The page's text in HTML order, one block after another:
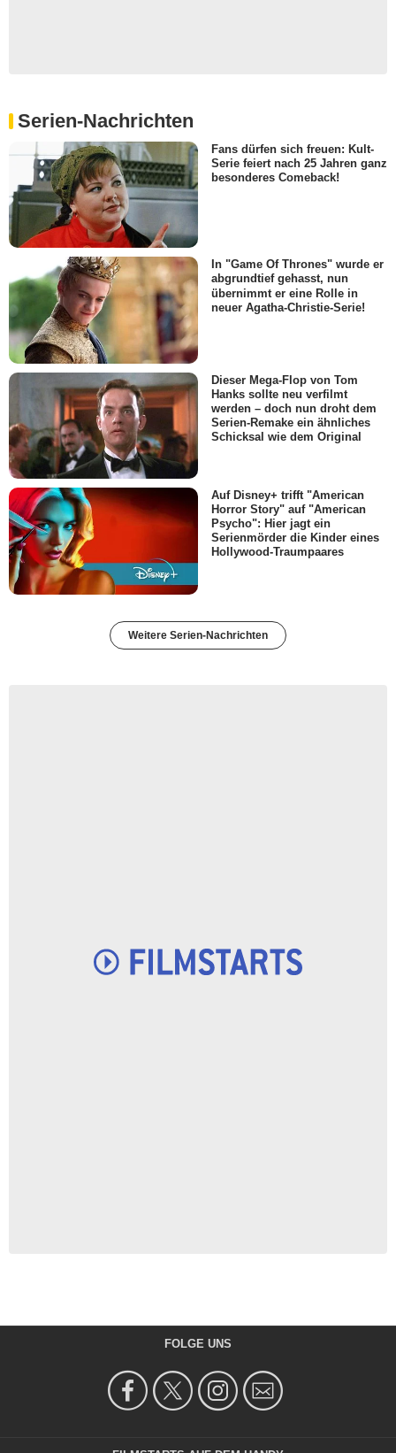
Serien-Nachrichten
Fans dürfen sich freuen: Kult-
Serie feiert nach 25 Jahren ganz
besonderes Comeback!
In "Game Of Thrones" wurde er
abgrundtief gehasst, nun
übernimmt er eine Rolle in
neuer Agatha-Christie-Serie!
Dieser Mega-Flop von Tom
Hanks sollte neu verfilmt
werden – doch nun droht dem
Serien-Remake ein ähnliches
Schicksal wie dem Original
Auf Disney+ trifft "American
Horror Story" auf "American
Psycho": Hier jagt ein
Serienmörder die Kinder eines
Hollywood-Traumpaares
Weitere Serien-Nachrichten
FOLGE UNS